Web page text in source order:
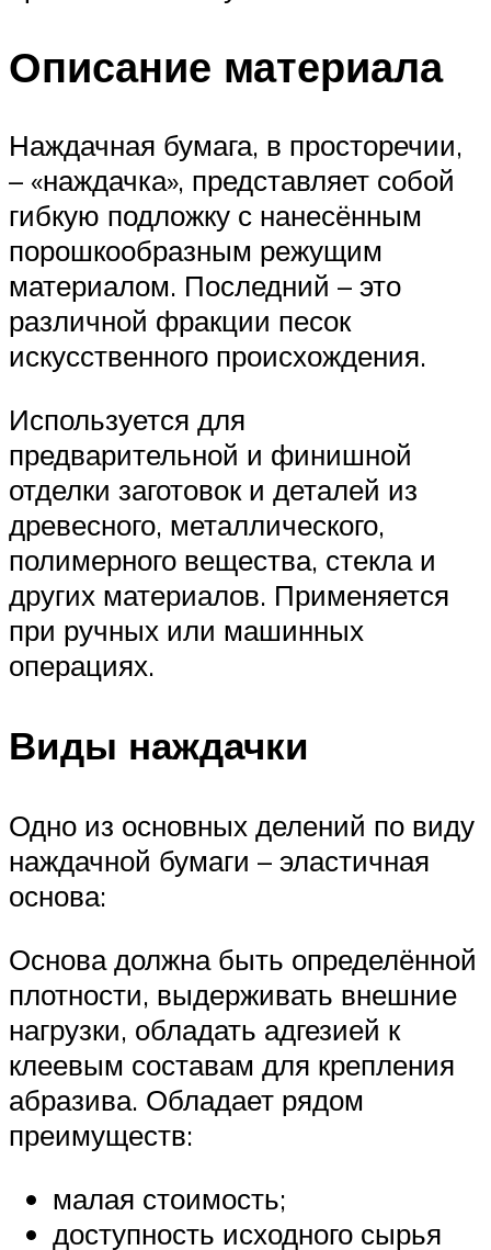
Описание материала
Наждачная бумага, в просторечии,
– «наждачка», представляет собой
гибкую подложку с нанесённым
порошкообразным режущим
материалом. Последний – это
различной фракции песок
искусственного происхождения.
Используется для
предварительной и финишной
отделки заготовок и деталей из
древесного, металлического,
полимерного вещества, стекла и
других материалов. Применяется
при ручных или машинных
операциях.
Виды наждачки
Одно из основных делений по виду
наждачной бумаги – эластичная
основа:
Основа должна быть определённой
плотности, выдерживать внешние
нагрузки, обладать адгезией к
клеевым составам для крепления
абразива. Обладает рядом
преимуществ:
малая стоимость;
доступность исходного сырья